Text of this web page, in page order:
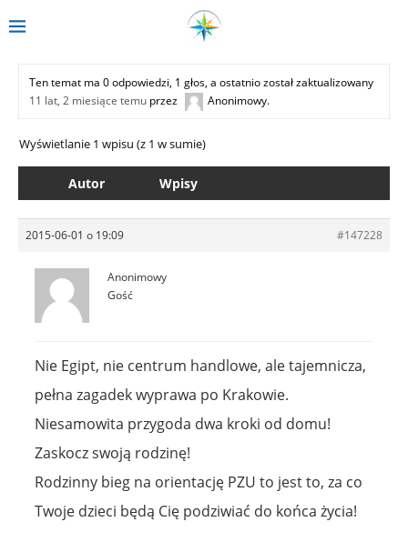
Ten temat ma 0 odpowiedzi, 1 głos, a ostatnio został zaktualizowany
11 lat, 2 miesiące temu przez Anonimowy.
Wyświetlanie 1 wpisu (z 1 w sumie)
Autor Wpisy
2015-06-01 o 19:09 #147228
Anonimowy
Gość
Nie Egipt, nie centrum handlowe, ale tajemnicza,
pełna zagadek wyprawa po Krakowie.
Niesamowita przygoda dwa kroki od domu!
Zaskocz swoją rodzinę!
Rodzinny bieg na orientację PZU to jest to, za co
Twoje dzieci będą Cię podziwiać do końca życia!